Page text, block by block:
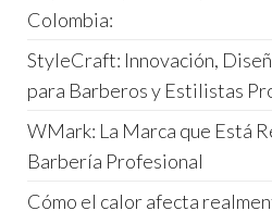
Colombia:
StyleCraft: Innovación,
para Barberos y Estilistas
WMark: La Marca que Está
Barbería Profesional
Cómo el calor afecta